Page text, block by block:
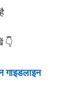
👇
गाइडलाइन